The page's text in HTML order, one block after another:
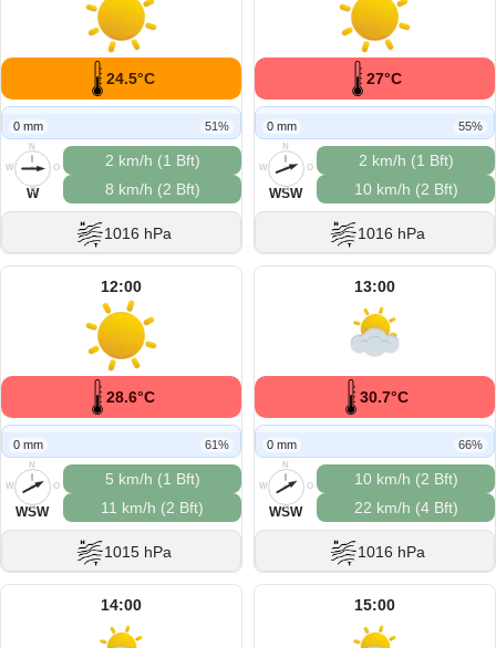
24.5°C
0 mm 51%
N
O
S
W
W
2 km/h (1 Bft)
8 km/h (2 Bft)
1016 hPa
27°C
0 mm 55%
N
O
S
W
WSW
2 km/h (1 Bft)
10 km/h (2 Bft)
1016 hPa
12:00
28.6°C
0 mm 61%
N
O
S
W
WSW
5 km/h (1 Bft)
11 km/h (2 Bft)
1015 hPa
13:00
30.7°C
0 mm 66%
N
O
S
W
WSW
10 km/h (2 Bft)
22 km/h (4 Bft)
1016 hPa
14:00 15:00